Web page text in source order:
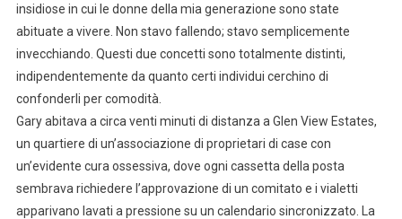
insidiose in cui le donne della mia generazione sono state
abituate a vivere. Non stavo fallendo; stavo semplicemente
invecchiando. Questi due concetti sono totalmente distinti,
indipendentemente da quanto certi individui cerchino di
confonderli per comodità.
Gary abitava a circa venti minuti di distanza a Glen View Estates,
un quartiere di un’associazione di proprietari di case con
un’evidente cura ossessiva, dove ogni cassetta della posta
sembrava richiedere l’approvazione di un comitato e i vialetti
apparivano lavati a pressione su un calendario sincronizzato. La